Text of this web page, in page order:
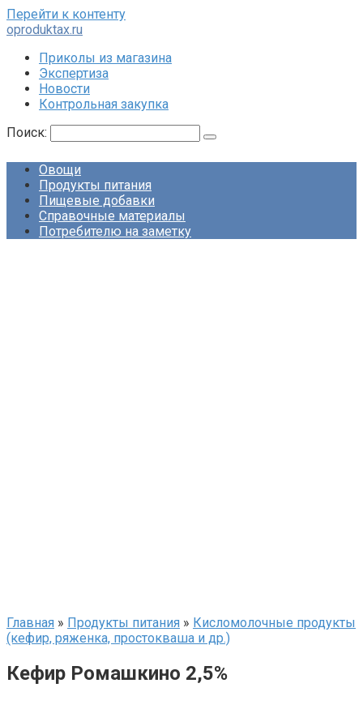
Перейти к контенту
oproduktax.ru
Приколы из магазина
Экспертиза
Новости
Контрольная закупка
Поиск:
Овощи
Продукты питания
Пищевые добавки
Справочные материалы
Потребителю на заметку
Главная » Продукты питания » Кисломолочные продукты
(кефир, ряженка, простокваша и др.)
Кефир Ромашкино 2,5%